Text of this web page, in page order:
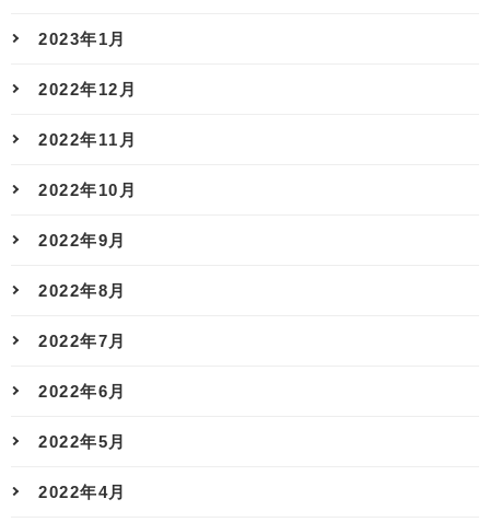
2023年1月
2022年12月
2022年11月
2022年10月
2022年9月
2022年8月
2022年7月
2022年6月
2022年5月
2022年4月